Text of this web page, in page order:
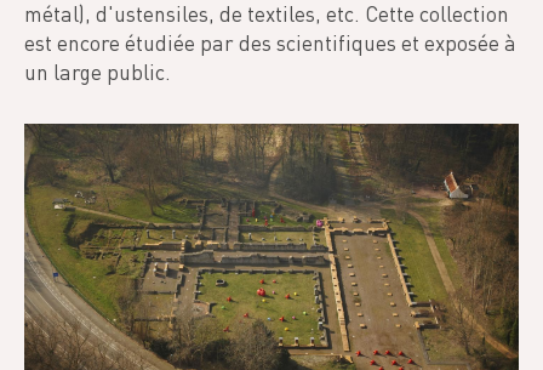
métal), d'ustensiles, de textiles, etc. Cette collection
est encore étudiée par des scientifiques et exposée à
un large public.